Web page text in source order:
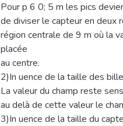
Pour p 6 0; 5 m les pics
de diviser le capteur en deux
région centrale de 9 m où la
placée
au centre.
2)In uence de la taille des
La valeur du champ reste
au delà de cette valeur le
3)In uence de la taille du